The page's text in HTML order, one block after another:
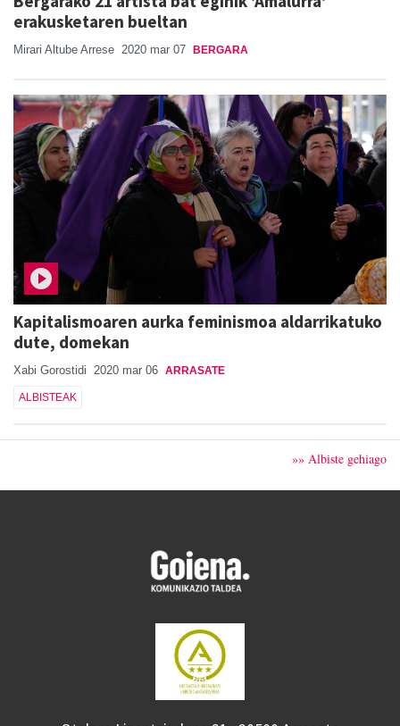
erakusketaren bueltan
Mirari Altube Arrese 2020 mar 07 BERGARA
Kapitalismoaren aurka feminismoa aldarrikatuko
dute, domekan
Xabi Gorostidi 2020 mar 06 ARRASATE
ALBISTEAK
»» Albiste gehiago